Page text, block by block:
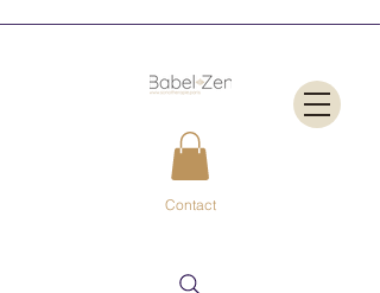
Contact